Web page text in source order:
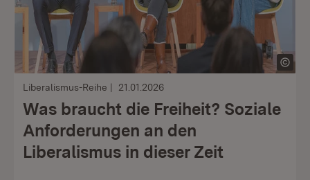
Liberalismus-Reihe 21.01.2026
Was braucht die Freiheit? Soziale
Anforderungen an den
Liberalismus in dieser Zeit